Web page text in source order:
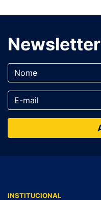
Newsletter
INSTITUCIONAL